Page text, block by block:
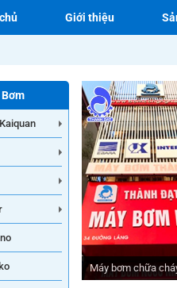
Giới thiệu
Máy bơm chữa